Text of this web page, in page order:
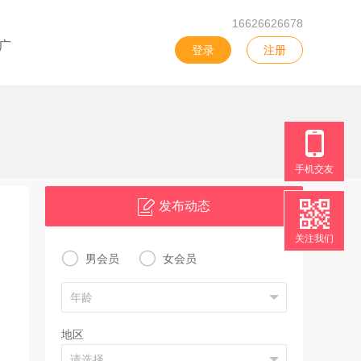
16626626678
登录 注册
发布动态
 男会员  女会员
地区
手机交友
关注我们